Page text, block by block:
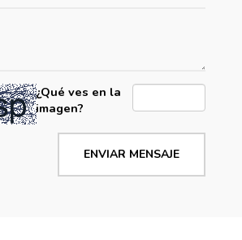
¿Qué ves en la
imagen?
ENVIAR MENSAJE